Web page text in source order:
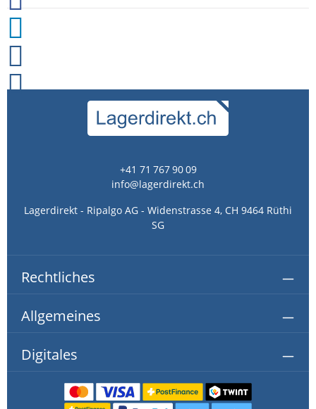
+41 71 767 90 09
info@lagerdirekt.ch
Lagerdirekt - Ripalgo AG - Widenstrasse 4, CH 9464 Rüthi
SG
Rechtliches
Allgemeines
Digitales